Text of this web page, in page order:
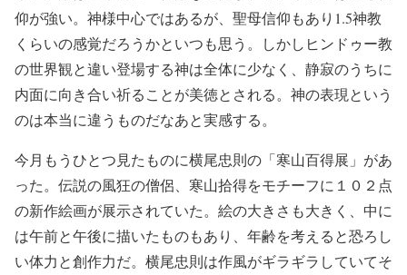
仰が強い。神様中心ではあるが、聖母信仰もあり1.5神教
くらいの感覚だろうかといつも思う。しかしヒンドゥー教
の世界観と違い登場する神は全体に少なく、静寂のうちに
内面に向き合い祈ることが美徳とされる。神の表現という
のは本当に違うものだなあと実感する。
今月もうひとつ見たものに横尾忠則の「寒山百得展」があ
った。伝説の風狂の僧侶、寒山拾得をモチーフに１０２点
の新作絵画が展示されていた。絵の大きさも大きく、中に
は午前と午後に描いたものもあり、年齢を考えると恐ろし
い体力と創作力だ。横尾忠則は作風がギラギラしていてそ